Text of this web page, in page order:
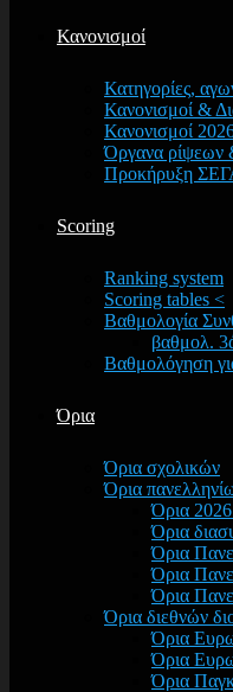
Κανονισμοί
Κατηγορίες,
Κανονισμοί &
Κανονισμοί
Όργανα ρίψεων
Προκήρυξη
Scoring
Ranking system
Scoring tables <
Βαθμολογία
βαθμολ.
Βαθμολόγηση
Όρια
Όρια σχολικών
Όρια
Όρια
Όρια
Όρια
Όρια
Όρια
Όρια διεθνών
Όρια
Όρια
Όρια